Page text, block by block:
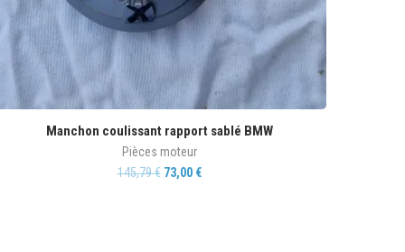
Manchon coulissant rapport sablé BMW
Pièces moteur
145,79€ 73,00 €